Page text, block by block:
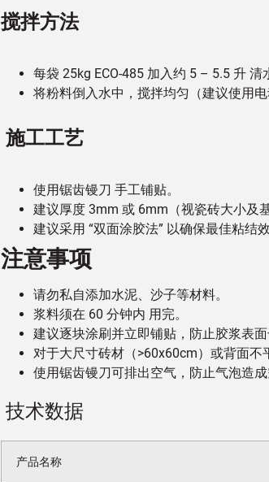
搅拌方法
每袋 25kg ECO-485 加入约 5 – 5.5 升 清
将粉料倒入水中，搅拌均匀（建议使用电
施工工艺
使用锯齿镘刀 手工铺贴。
建议厚度 3mm 或 6mm（视瓷砖大小及
建议采用 “双面涂胶法” 以确保最佳粘结效
注意事项
请勿私自添加水泥、沙子等材料。
浆料须在 60 分钟内 用完。
建议逐块涂刷并立即铺贴，防止胶浆表面
对于大尺寸砖材（>60x60cm）或背面
使用锯齿镘刀可排出空气，防止气泡造
技术数据
产品名称